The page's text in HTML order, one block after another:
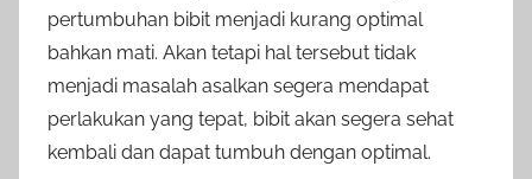
pertumbuhan bibit menjadi kurang optimal
bahkan mati. Akan tetapi hal tersebut tidak
menjadi masalah asalkan segera mendapat
perlakukan yang tepat, bibit akan segera sehat
kembali dan dapat tumbuh dengan optimal.